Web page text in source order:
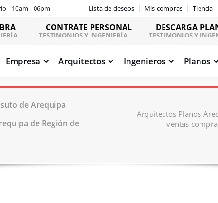
- 10am - 06pm Lista de deseos Mis compras Tienda
CONTRATE PERSONAL
TESTIMONIOS Y INGENIERÍA
DESCARGA
TESTIMONIOS Y
Empresa Arquitectos Ingenieros Planos
de Arequipa
de Región de
Arquitectos Planos
ventas